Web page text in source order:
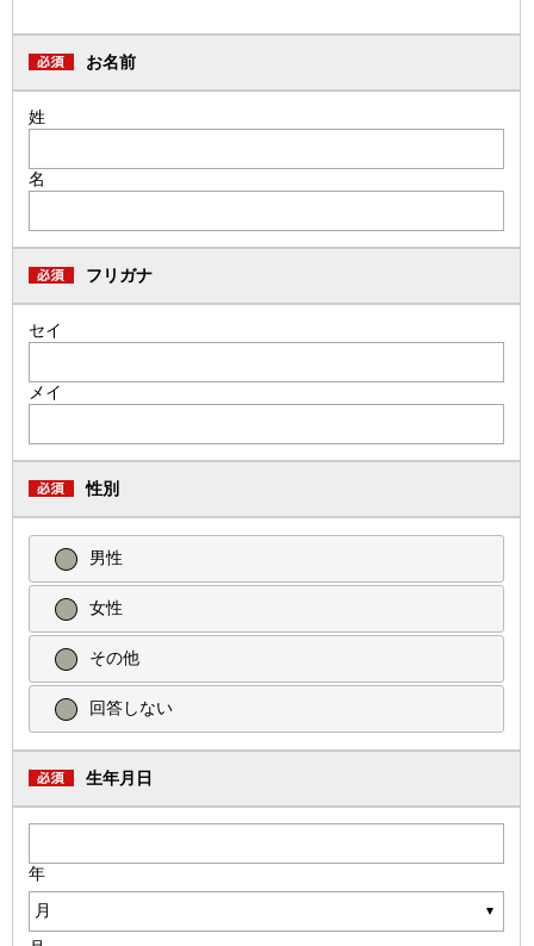
お名前
姓
名
フリガナ
セイ
メイ
性別
男性
女性
その他
回答しない
生年月日
年